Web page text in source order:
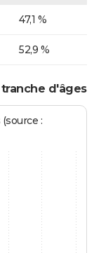
47,1 %
52,9 %
tranche d'âges
: